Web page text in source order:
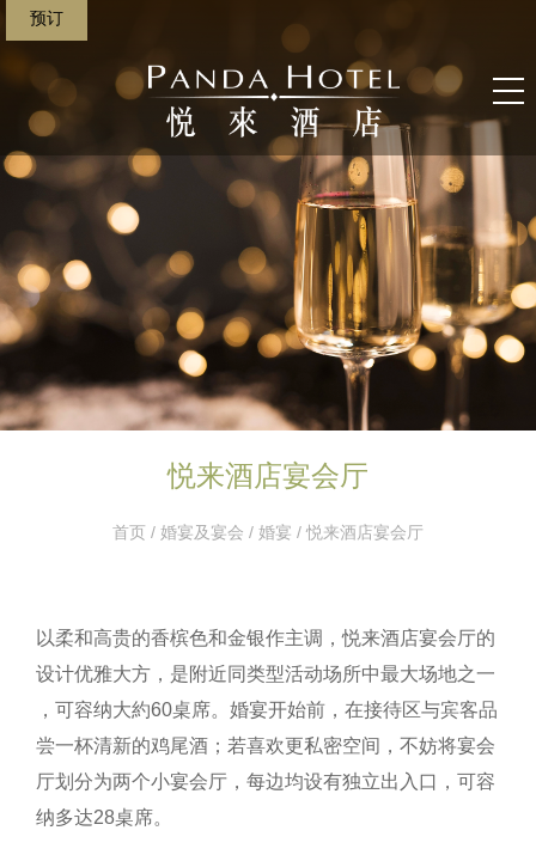
预订
悦来酒店宴会厅
首页 / 婚宴及宴会 / 婚宴 / 悦来酒店宴会厅
以柔和高贵的香槟色和金银作主调，悦来酒店宴会厅的
设计优雅大方，是附近同类型活动场所中最大场地之一​​
，可容纳大約60桌席。婚宴开始前，在接待区与宾客品
尝一杯清新的鸡尾酒；若喜欢更私密空间，不妨将宴会
厅划分为两个小宴会厅，每边均设有独立出入口，可容
纳多达28桌席。